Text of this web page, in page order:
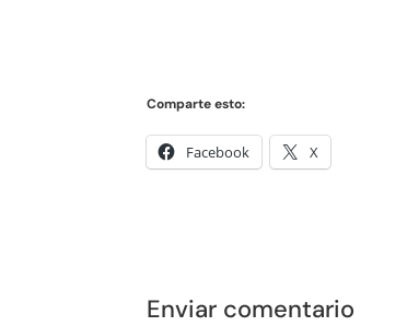
Comparte esto:
Facebook X
Enviar comentario